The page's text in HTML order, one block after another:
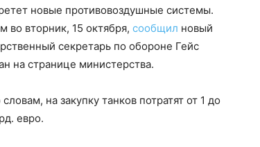
новые противовоздушные системы.
во вторник, 15 октября, сообщил новый
секретарь по обороне Гейс
на странице министерства.
на закупку танков потратят от 1 до
евро.